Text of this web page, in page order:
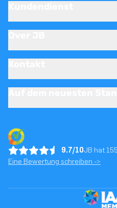
9.7/10JB hat
Eine Bewertung schreiben ->